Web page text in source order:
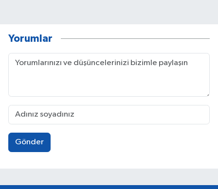
Yorumlar
Gönder